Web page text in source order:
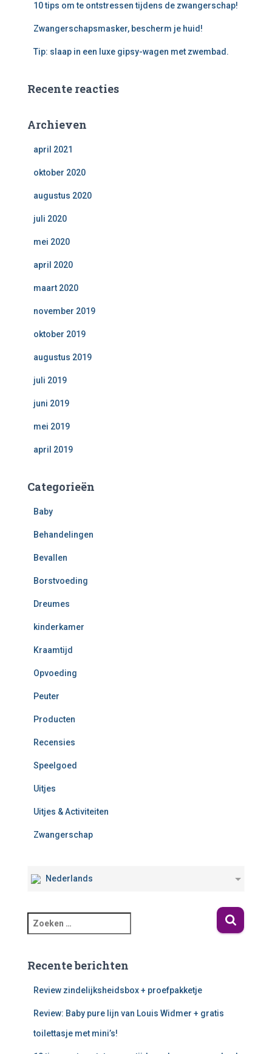
10 tips om te ontstressen tijdens de zwangerschap!
Zwangerschapsmasker, bescherm je huid!
Tip: slaap in een luxe gipsy-wagen met zwembad.
Recente reacties
Archieven
april 2021
oktober 2020
augustus 2020
juli 2020
mei 2020
april 2020
maart 2020
november 2019
oktober 2019
augustus 2019
juli 2019
juni 2019
mei 2019
april 2019
Categorieën
Baby
Behandelingen
Bevallen
Borstvoeding
Dreumes
kinderkamer
Kraamtijd
Opvoeding
Peuter
Producten
Recensies
Speelgoed
Uitjes
Uitjes & Activiteiten
Zwangerschap
Nederlands
Recente berichten
Review zindelijksheidsbox + proefpakketje
Review: Baby pure lijn van Louis Widmer + gratis
toilettasje met mini’s!